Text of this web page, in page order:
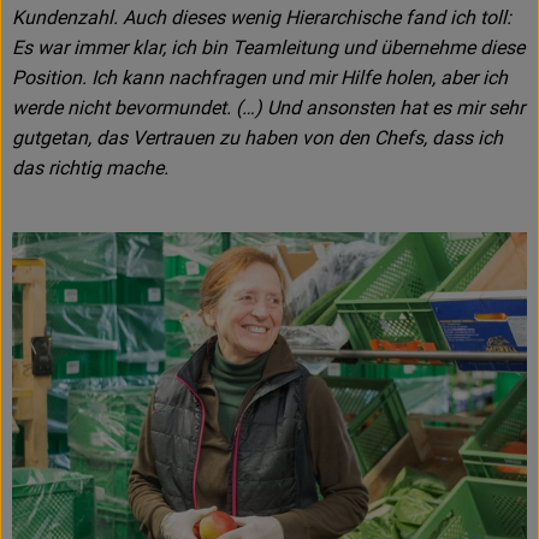
Kundenzahl. Auch dieses wenig Hierarchische fand ich toll:
Es war immer klar, ich bin Teamleitung und übernehme diese
Position. Ich kann nachfragen und mir Hilfe holen, aber ich
werde nicht bevormundet. (…) Und ansonsten hat es mir sehr
gutgetan, das Vertrauen zu haben von den Chefs, dass ich
das richtig mache.